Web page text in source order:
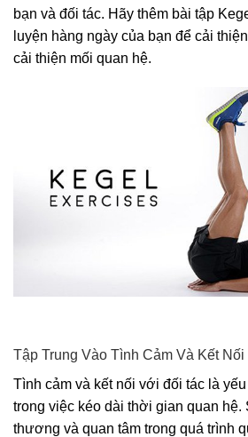
bạn và đối tác. Hãy thêm bài tập
luyện hàng ngày của bạn để cải
cải thiện mối quan hệ.
Tập Trung Vào Tình Cảm Và Kết Nối
Tình cảm và kết nối với đối tác là
trong việc kéo dài thời gian quan
thương và quan tâm trong quá trình